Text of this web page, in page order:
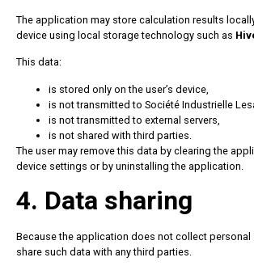
The application may store calculation results
device using local storage technology such as
This data:
is stored only on the user’s device,
is not transmitted to Société Industrielle
is not transmitted to external servers,
is not shared with third parties.
The user may remove this data by clearing the
device settings or by uninstalling the application.
4. Data sharing
Because the application does not collect personal
share such data with any third parties.